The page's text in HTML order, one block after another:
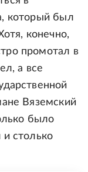
который был
конечно,
промотал в
а все
Вяземский
было
и столько